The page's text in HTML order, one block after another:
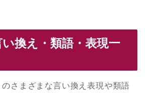
い換え・類語・表現一
さまざまな言い換え表現や類語